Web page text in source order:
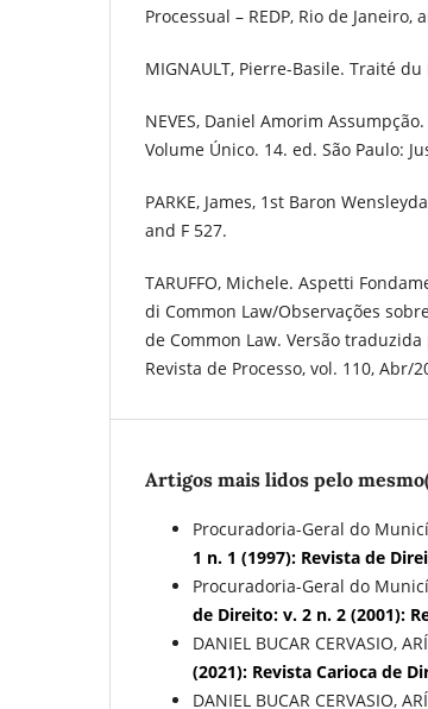
Processual – REDP, Rio de Janeiro,
MIGNAULT, Pierre-Basile. Traité
NEVES, Daniel Amorim
Volume Único. 14. ed. São Paulo:
PARKE, James, 1st Baron
and F 527.
TARUFFO, Michele. Aspetti
di Common Law/Observações
de Common Law. Versão
Revista de Processo, vol. 110, Abr/
Artigos mais lidos pelo
Procuradoria-Geral do
1 n. 1 (1997): Revista de
Procuradoria-Geral do
de Direito: v. 2 n. 2 (2001):
DANIEL BUCAR CERVASIO,
(2021): Revista Carioca de
DANIEL BUCAR CERVASIO,